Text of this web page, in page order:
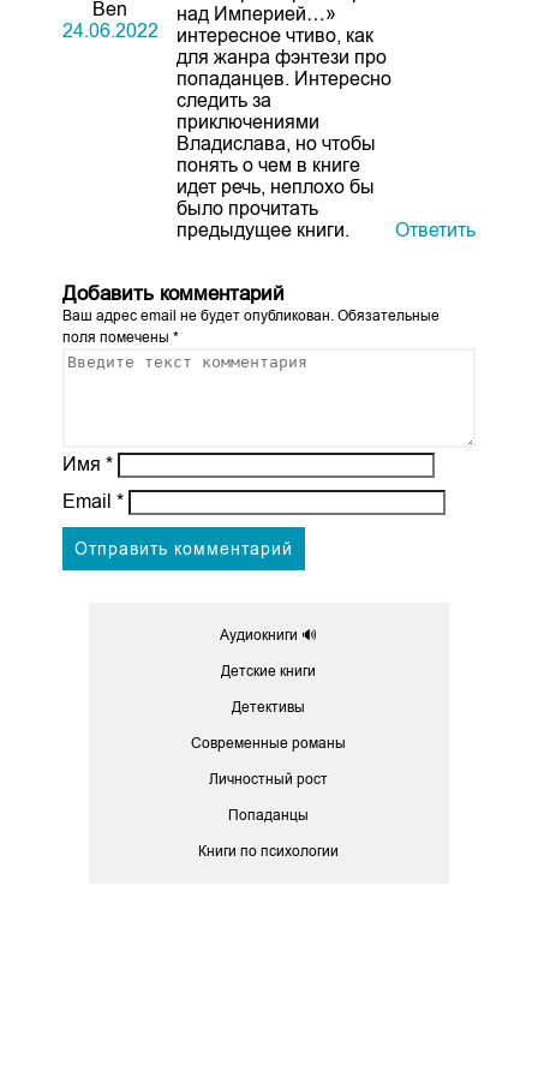
Ben
24.06.2022
над Империей…»
интересное чтиво, как
для жанра фэнтези про
попаданцев. Интересно
следить за
приключениями
Владислава, но чтобы
понять о чем в книге
идет речь, неплохо бы
было прочитать
предыдущее книги.
Ответить
Добавить комментарий
Ваш адрес email не будет опубликован.Обязательные
поля помечены *
Имя *
Email *
Аудиокниги 🔊
Детские книги
Детективы
Современные романы
Личностный рост
Попаданцы
Книги по психологии